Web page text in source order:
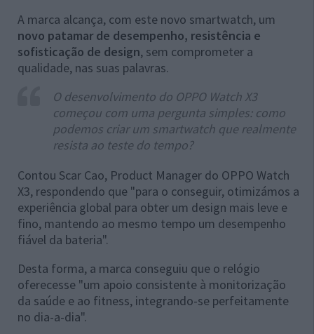
A marca alcança, com este novo smartwatch, um
novo patamar de desempenho, resistência e
sofisticação de design, sem comprometer a
qualidade, nas suas palavras.
O desenvolvimento do OPPO Watch X3
começou com uma pergunta simples: como
podemos criar um smartwatch que realmente
resista ao teste do tempo?
Contou Scar Cao, Product Manager do OPPO Watch
X3, respondendo que "para o conseguir, otimizámos a
experiência global para obter um design mais leve e
fino, mantendo ao mesmo tempo um desempenho
fiável da bateria".
Desta forma, a marca conseguiu que o relógio
oferecesse "um apoio consistente à monitorização
da saúde e ao fitness, integrando-se perfeitamente
no dia-a-dia".